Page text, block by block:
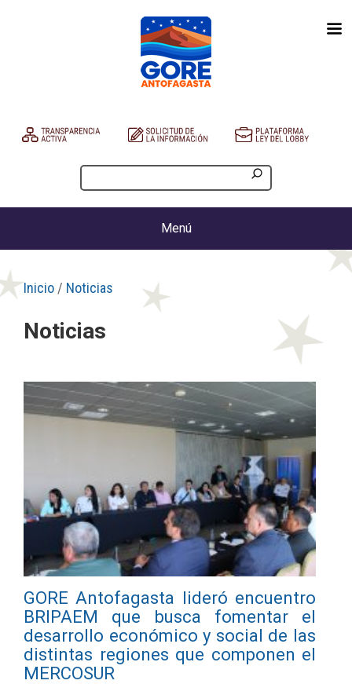
Menú
Inicio / Noticias
Noticias
GORE Antofagasta lideró encuentro
BRIPAEM que busca fomentar el
desarrollo económico y social de las
distintas regiones que componen el
MERCOSUR